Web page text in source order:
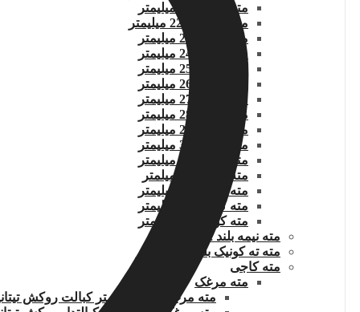
مته کونیک 22 میلیمتر
مته کونیک 22.5 میلیمتر
مته کونیک 23 میلیمتر
مته کونیک 24 میلیمتر
مته کونیک 27 میلیمتر
مته کونیک 28 میلیمتر
مته کونیک 29 میلیمتر
مته کونیک 30 میلیمتر
مته کونیک 31 میلیمتر
مته کونیک 32 میلمتر
مته کونیک 33 میلیمتر
مته کونیک 34 میلیمتر
مته کونیک 35 میلیمتر
مته نیمه بلند 12 میلیمتر
مته ته کونیک بلند 20 میلیمتر
مته کاجی
مته مرغک
مته مرغک 3.15 میلیمتر کبالت روکش تیتانیوم